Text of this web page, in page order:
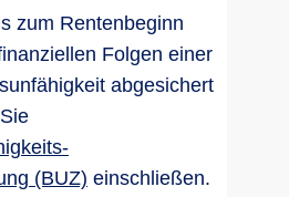
zum Rentenbeginn
Folgen einer
abgesichert
(BUZ) einschließen.